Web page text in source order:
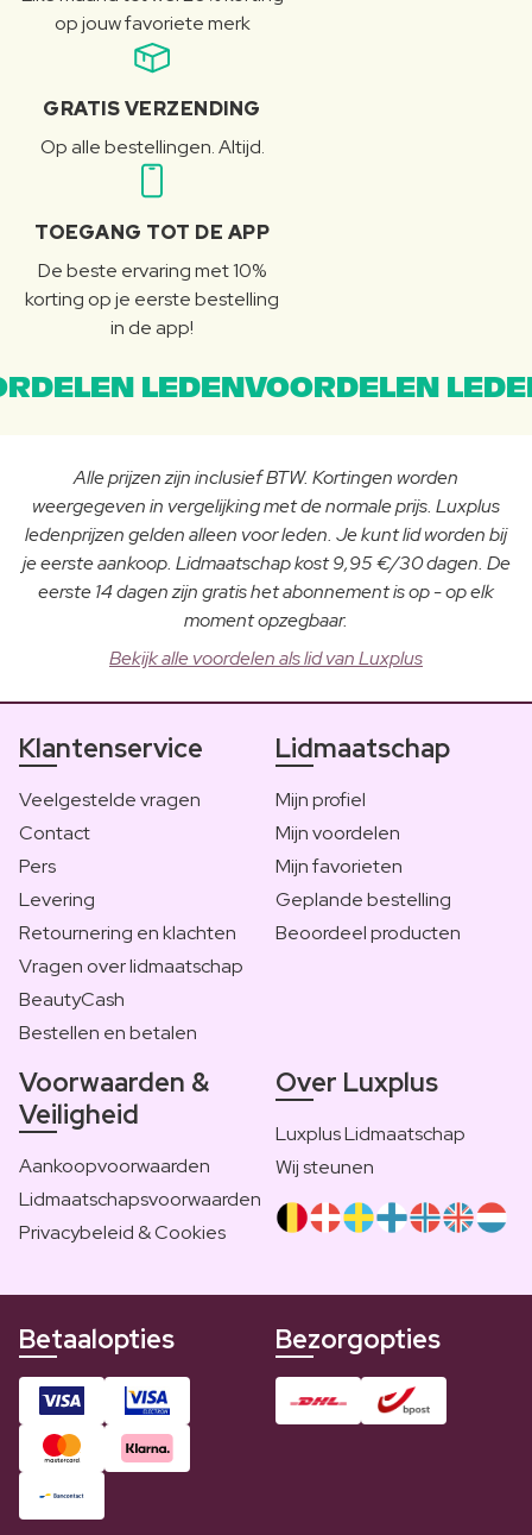
op jouw favoriete merk
GRATIS VERZENDING
Op alle bestellingen. Altijd.
TOEGANG TOT DE APP
De beste ervaring met 10%
korting op je eerste bestelling
in de app!
LEDENVOORDELEN
Alle prijzen zijn inclusief BTW. Kortingen worden
weergegeven in vergelijking met de normale prijs. Luxplus
ledenprijzen gelden alleen voor leden. Je kunt lid worden bij
je eerste aankoop. Lidmaatschap kost 9,95 €/30 dagen. De
eerste 14 dagen zijn gratis het abonnement is op - op elk
moment opzegbaar.
Bekijk alle voordelen als lid van Luxplus
Klantenservice
Veelgestelde vragen
Contact
Pers
Levering
Retournering en klachten
Vragen over lidmaatschap
BeautyCash
Bestellen en betalen
Lidmaatschap
Mijn profiel
Mijn voordelen
Mijn favorieten
Geplande bestelling
Beoordeel producten
Voorwaarden &
Veiligheid
Aankoopvoorwaarden
Lidmaatschapsvoorwaarden
Privacybeleid & Cookies
Over Luxplus
Luxplus Lidmaatschap
Wij steunen
Betaalopties Bezorgopties